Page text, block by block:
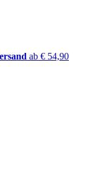
ab € 54,90